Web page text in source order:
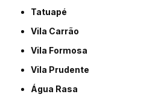
Tatuapé
Vila Carrão
Vila Formosa
Vila Prudente
Água Rasa